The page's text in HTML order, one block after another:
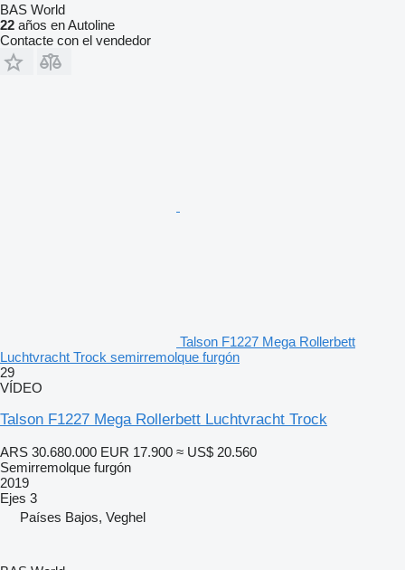
BAS World
22 años en Autoline
Contacte con el vendedor
Talson F1227 Mega Rollerbett
Luchtvracht Trock semirremolque furgón
29
VÍDEO
Talson F1227 Mega Rollerbett Luchtvracht Trock
ARS 30.680.000 EUR 17.900 ≈ US$ 20.560
Semirremolque furgón
2019
Ejes 3
Países Bajos, Veghel